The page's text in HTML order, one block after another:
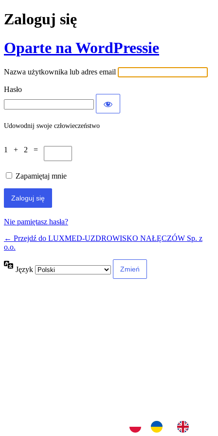
Zaloguj się
Oparte na WordPressie
Nazwa użytkownika lub adres email
Hasło
Udowodnij swoje człowieczeństwo
1 + 2 =
Zapamiętaj mnie
Nie pamiętasz hasła?
← Przejdź do LUXMED-UZDROWISKO NAŁĘCZÓW Sp. z
o.o.
Język